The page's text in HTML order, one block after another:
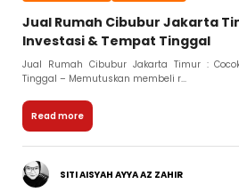
Jual Rumah Cibubur Jakarta
Investasi & Tempat Tinggal
Jual Rumah Cibubur Jakarta Timur :
Tinggal – Memutuskan membeli r...
Read more
SITI AISYAH AYYA AZ ZAHIR